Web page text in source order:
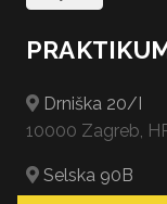
Drniška 20/I
10000 Zagreb,
Selska 90B